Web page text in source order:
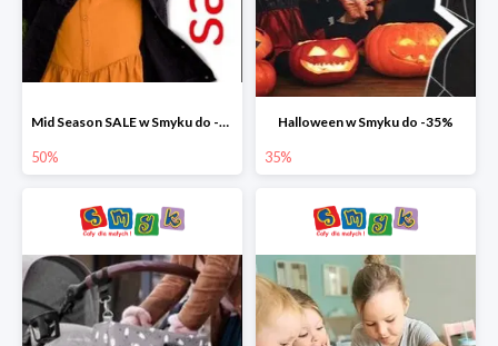
Mid Season SALE w Smyku do -50%
50%
Halloween w Smyku do -35%
35%